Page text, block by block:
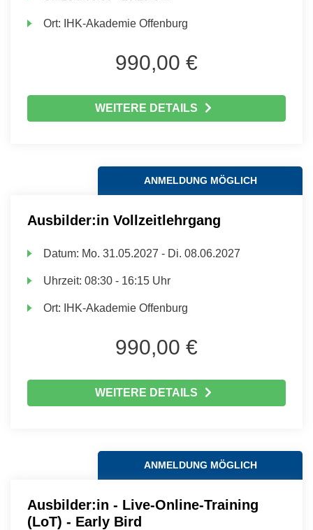
Ort: IHK-Akademie Offenburg
990,00 €
WEITERE DETAILS
ANMELDUNG MÖGLICH
Ausbilder:in Vollzeitlehrgang
Datum: Mo. 31.05.2027 - Di. 08.06.2027
Uhrzeit:08:30 - 16:15 Uhr
Ort: IHK-Akademie Offenburg
990,00 €
WEITERE DETAILS
ANMELDUNG MÖGLICH
Ausbilder:in - Live-Online-Training
(LoT) - Early Bird